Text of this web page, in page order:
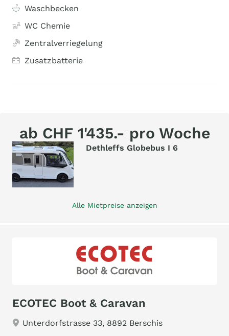
Waschbecken
WC Chemie
Zentralverriegelung
Zusatzbatterie
ab CHF 1'435.- pro Woche
Dethleffs Globebus I 6
Alle Mietpreise anzeigen
ECOTEC Boot & Caravan
Unterdorfstrasse 33, 8892 Berschis